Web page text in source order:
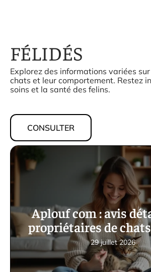
Aplouf com : avis
propriétaires de
29 juillet 2026
FÉLIDÉS
Explorez des informations variées
chats et leur comportement. Restez
soins et la santé des felins.
CONSULTER